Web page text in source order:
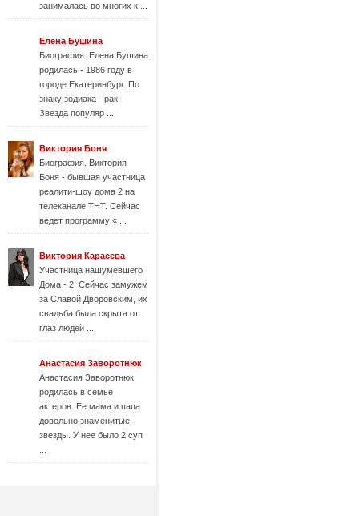
занималась во многих к ...
Елена Бушина
Биография. Елена Бушина
родилась - 1986 году в
городе Екатеринбург. По
знаку зодиака - рак.
Звезда популяр ...
Виктория Боня
Биография. Виктория
Боня - бывшая участница
реалити-шоу дома 2 на
телеканале ТНТ. Сейчас
ведет программу « ...
Виктория Карасева
Участница нашумевшего
Дома - 2. Сейчас замужем
за Славой Дворовским, их
свадьба была скрыта от
глаз людей ...
Анастасия Заворотнюк
Анастасия Заворотнюк
родилась в семье
актеров. Ее мама и папа
довольно знаменитые
звезды. У нее было 2 суп